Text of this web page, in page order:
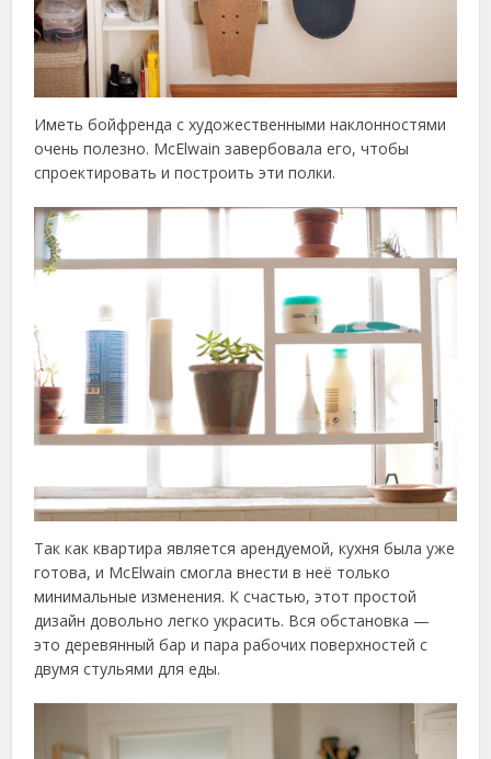
Иметь бойфренда с художественными наклонностями
очень полезно. McElwain завербовала его, чтобы
спроектировать и построить эти полки.
Так как квартира является арендуемой, кухня была уже
готова, и McElwain смогла внести в неё только
минимальные изменения. К счастью, этот простой
дизайн довольно легко украсить. Вся обстановка —
это деревянный бар и пара рабочих поверхностей с
двумя стульями для еды.